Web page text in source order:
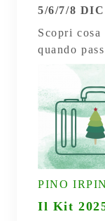
5/6/7/8
Scopri cosa
quando
PINO
Il Kit